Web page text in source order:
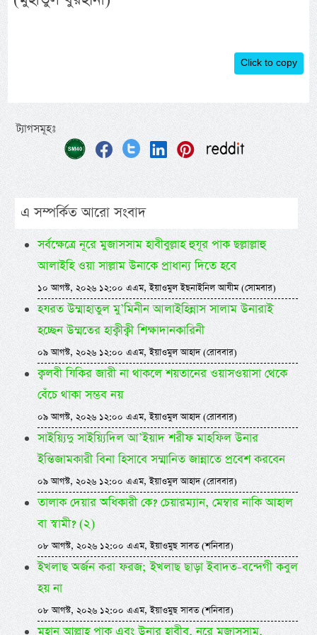
Click to copy
ট্যাগসমূহঃ
এ সম্পর্কিত আরো সংবাদ
সর্বক্ষেত্রে নূরে মুজাসসাম হাবীবুল্লাহ হুযূর পাক ছল্লাল্লাহু
আলাইহি ওয়া সাল্লাম উনাকে প্রাধান্য দিতে হবে
১০ আগস্ট, ২০২৬ ১২:০০ এএম, ইয়াওমুল ইছনাইনিল আযীম (সোমবার)
হযরত উম্মাহাতুল মু’মিনীন আলাইহিন্নাস সালাম উনারাই
হচ্ছেন উম্মতের হাক্বীক্বী শিক্ষাদানকারিনী
০৯ আগস্ট, ২০২৬ ১২:০০ এএম, ইয়াওমুল আহাদ (রোববার)
ক্বলবী যিকির জারী না থাকলে শয়তানের ওয়াসওয়াসা থেকে
বেঁচে থাকা সম্ভব নয়
০৯ আগস্ট, ২০২৬ ১২:০০ এএম, ইয়াওমুল আহাদ (রোববার)
সাইয়্যিদু সাইয়্যিদিল আ’ইয়াদ শরীফ মাহফিল উনার
ইন্তিজামকারী বিনা হিসাবে সম্মানিত জান্নাতে প্রবেশ করবেন
০৯ আগস্ট, ২০২৬ ১২:০০ এএম, ইয়াওমুল আহাদ (রোববার)
তালাক দেয়ার অধিকারী কে? চেয়ারম্যান, মেম্বার নাকি আহাল
বা স্বামী? (২)
০৮ আগস্ট, ২০২৬ ১২:০০ এএম, ইয়াওমুছ সাবত (শনিবার)
ইখলাছ অর্জন করা ফরজ; ইখলাছ ছাড়া ইবাদত-বন্দেগী কবুল
হয় না
০৮ আগস্ট, ২০২৬ ১২:০০ এএম, ইয়াওমুছ সাবত (শনিবার)